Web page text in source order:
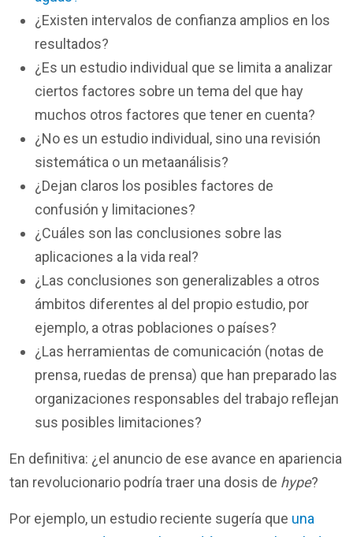
¿Existen intervalos de confianza amplios en los
resultados?
¿Es un estudio individual que se limita a analizar
ciertos factores sobre un tema del que hay
muchos otros factores que tener en cuenta?
¿No es un estudio individual, sino una revisión
sistemática o un metaanálisis?
¿Dejan claros los posibles factores de
confusión y limitaciones?
¿Cuáles son las conclusiones sobre las
aplicaciones a la vida real?
¿Las conclusiones son generalizables a otros
ámbitos diferentes al del propio estudio, por
ejemplo, a otras poblaciones o países?
¿Las herramientas de comunicación (notas de
prensa, ruedas de prensa) que han preparado las
organizaciones responsables del trabajo reflejan
sus posibles limitaciones?
En definitiva: ¿el anuncio de ese avance en apariencia
tan revolucionario podría traer una dosis de hype?
Por ejemplo, un estudio reciente sugería que una